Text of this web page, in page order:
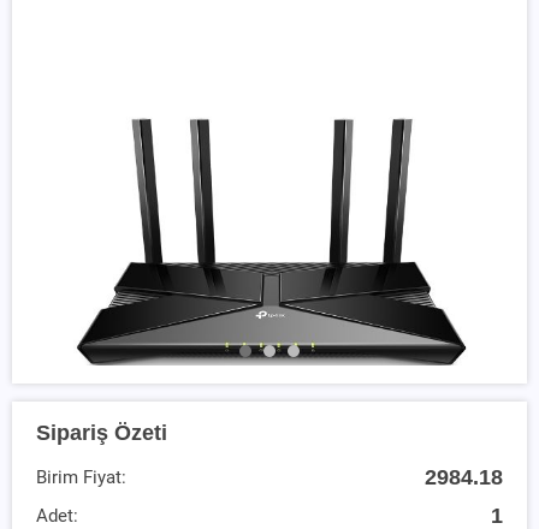
Sipariş Özeti
Birim Fiyat: 2984.18
Adet: 1